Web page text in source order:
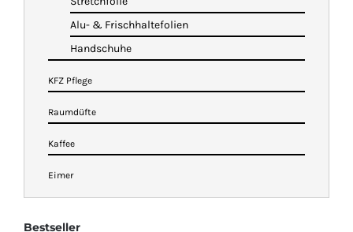
Alu- & Frischhaltefolien
Handschuhe
KFZ Pflege
Raumdüfte
Kaffee
Eimer
Bestseller